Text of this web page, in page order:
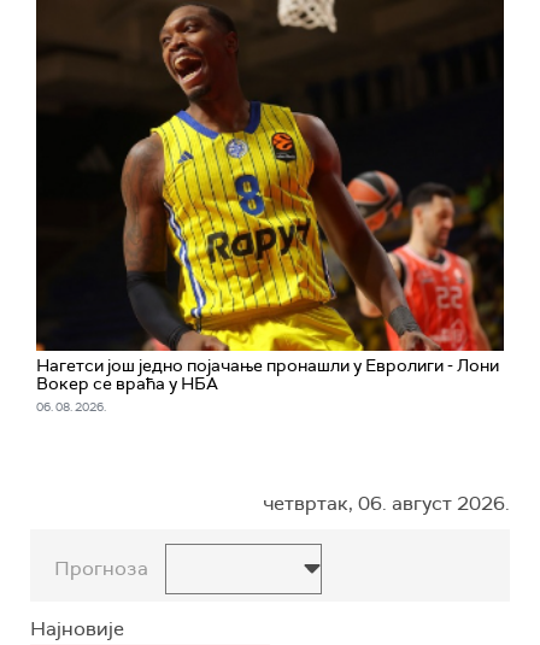
Нагетси још једно појачање пронашли у Евролиги - Лони
Вокер се враћа у НБА
06. 08. 2026.
четвртак, 06. август 2026.
Прогноза
Најновије